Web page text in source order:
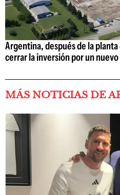
Argentina, después de la
cerrar la inversión por un
MÁS NOTICIAS DE